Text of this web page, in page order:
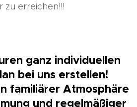
zu erreichen!!!
ganz individuellen
bei uns erstellen!
familiärer Atmosphäre
und regelmäßiger